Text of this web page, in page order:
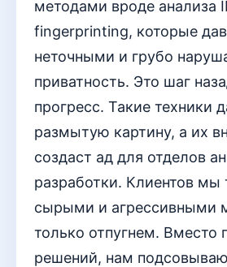
методами вроде анализа
fingerprinting, которые
неточными и грубо
приватность. Это шаг
прогресс. Такие техники
размытую картину, а их
создаст ад для отделов
разработки. Клиентов мы
сырыми и агрессивными
только отпугнем. Вместо
решений, нам